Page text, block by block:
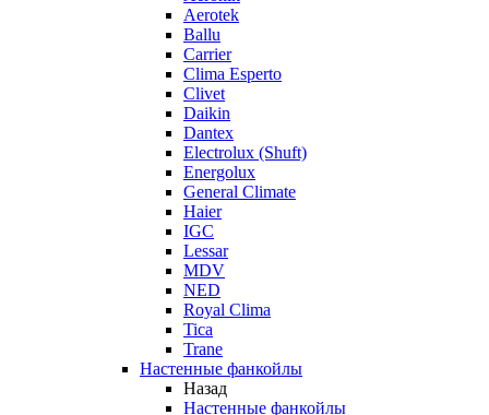
Aerotek
Ballu
Carrier
Clima Esperto
Clivet
Daikin
Dantex
Electrolux (Shuft)
Energolux
General Climate
Haier
IGC
Lessar
MDV
NED
Royal Clima
Tica
Trane
Настенные фанкойлы
Назад
Настенные фанкойлы